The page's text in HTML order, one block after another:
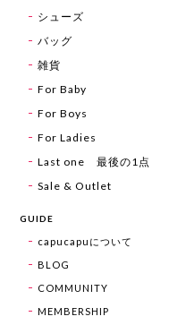
シューズ
バッグ
雑貨
For Baby
For Boys
For Ladies
Last one 最後の1点
Sale & Outlet
GUIDE
capucapuについて
BLOG
COMMUNITY
MEMBERSHIP